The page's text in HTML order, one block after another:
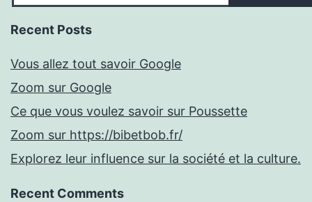
Recent Posts
Vous allez tout savoir Google
Zoom sur Google
Ce que vous voulez savoir sur Poussette
Zoom sur https://bibetbob.fr/
Explorez leur influence sur la société et la culture.
Recent Comments